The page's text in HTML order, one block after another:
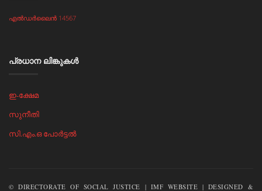
എൽഡർലൈൻ 14567
പ്രധാന ലിങ്കുകള്‍
ഇ-ക്ഷേമ
സുനീതി
സി.എം.ഒ പോര്‍ട്ടല്‍
© DIRECTORATE OF SOCIAL JUSTICE | IMF WEBSITE | DESIGNED &